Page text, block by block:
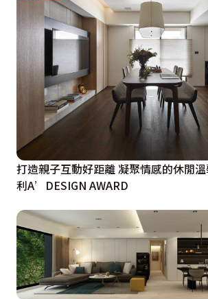
打造親子互動好距離 凝聚情感的休閒
利A’DESIGN AWARD